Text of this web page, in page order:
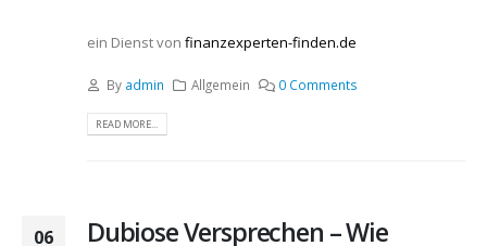
ein Dienst von finanzexperten-finden.de
By admin Allgemein 0 Comments
READ MORE...
06
Dubiose Versprechen – Wie